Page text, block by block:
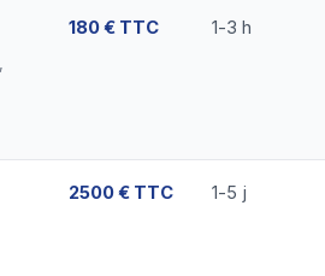
180 € TTC 1-3 h
2500 € TTC 1-5 j